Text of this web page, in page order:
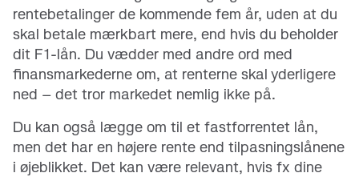
rentebetalinger de kommende fem år, uden at du
skal betale mærkbart mere, end hvis du beholder
dit F1-lån. Du vædder med andre ord med
finansmarkederne om, at renterne skal yderligere
ned – det tror markedet nemlig ikke på.
Du kan også lægge om til et fastforrentet lån,
men det har en højere rente end tilpasningslånene
i øjeblikket. Det kan være relevant, hvis fx dine